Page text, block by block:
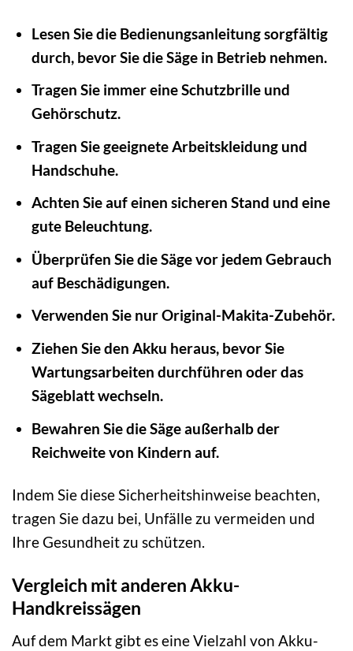
Lesen Sie die Bedienungsanleitung sorgfältig
durch, bevor Sie die Säge in Betrieb nehmen.
Tragen Sie immer eine Schutzbrille und
Gehörschutz.
Tragen Sie geeignete Arbeitskleidung und
Handschuhe.
Achten Sie auf einen sicheren Stand und eine
gute Beleuchtung.
Überprüfen Sie die Säge vor jedem Gebrauch
auf Beschädigungen.
Verwenden Sie nur Original-Makita-Zubehör.
Ziehen Sie den Akku heraus, bevor Sie
Wartungsarbeiten durchführen oder das
Sägeblatt wechseln.
Bewahren Sie die Säge außerhalb der
Reichweite von Kindern auf.
Indem Sie diese Sicherheitshinweise beachten,
tragen Sie dazu bei, Unfälle zu vermeiden und
Ihre Gesundheit zu schützen.
Vergleich mit anderen Akku-
Handkreissägen
Auf dem Markt gibt es eine Vielzahl von Akku-